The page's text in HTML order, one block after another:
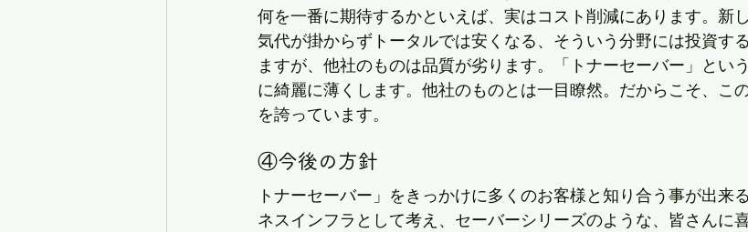
何を一番に期待するかといえば、実はコスト削減にあります。新
気代が掛からずトータルでは安くなる、そういう分野には投資す
ますが、他社のものは品質が劣ります。「トナーセーバー」とい
に綺麗に薄くします。他社のものとは一目瞭然。だからこそ、こ
を誇っています。
④今後の方針
トナーセーバー」をきっかけに多くのお客様と知り合う事が出来
ネスインフラとして考え、セーバーシリーズのような、皆さんに